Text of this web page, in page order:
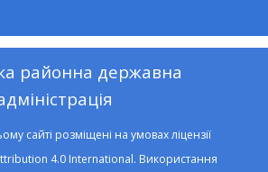
районна державна
сайті розміщені на умовах ліцензії
4.0 International. Використання